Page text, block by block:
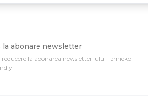
la abonare newsletter
reducere la abonarea newsletter-ului Femieko